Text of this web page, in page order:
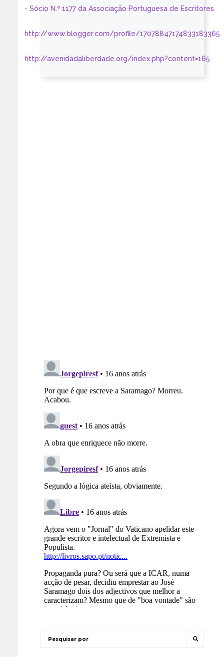
- Sócio N.º 1177 da Associação Portuguesa de Escritores
http://www.blogger.com/profile/17078847174833183365
http://avenidadaliberdade.org/index.php?content=165